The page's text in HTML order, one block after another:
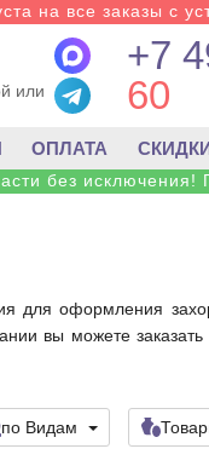
на все заказы с
или
+7
60
ОПЛАТА
без исключения!
для оформления
вы можете
по Видам